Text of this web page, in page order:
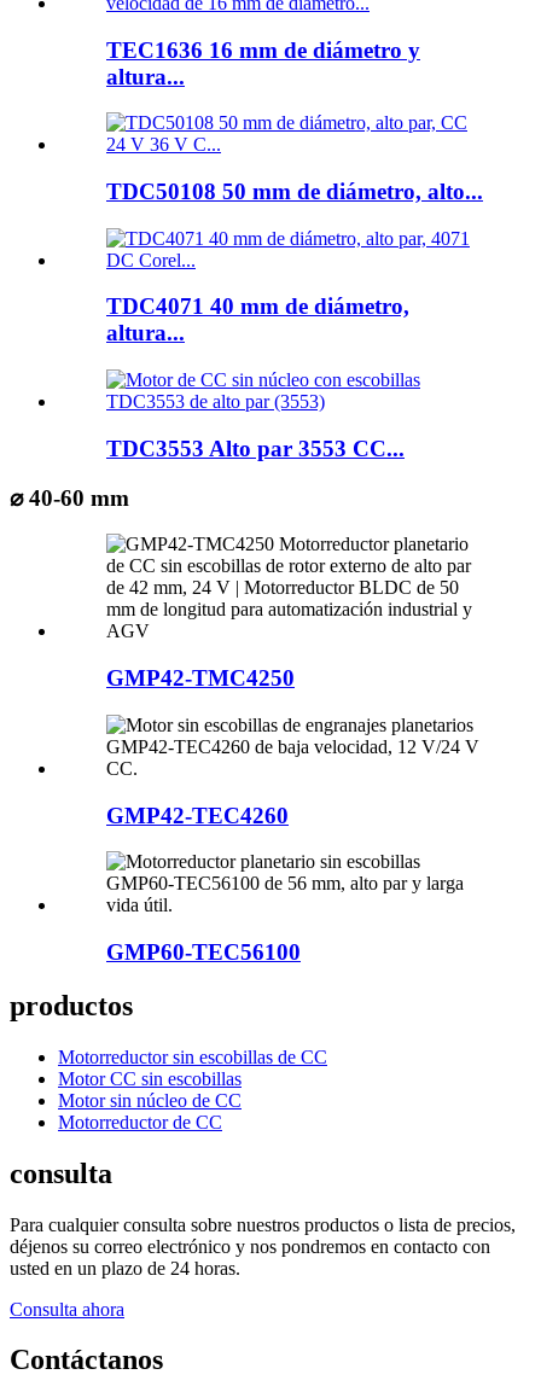
TEC1636 16 mm de diámetro y
altura...
TDC50108 50 mm de diámetro, alto...
TDC4071 40 mm de diámetro,
altura...
TDC3553 Alto par 3553 CC...
⌀ 40-60 mm
GMP42-TMC4250
GMP42-TEC4260
GMP60-TEC56100
productos
Motorreductor sin escobillas de CC
Motor CC sin escobillas
Motor sin núcleo de CC
Motorreductor de CC
consulta
Para cualquier consulta sobre nuestros productos o lista de precios,
déjenos su correo electrónico y nos pondremos en contacto con
usted en un plazo de 24 horas.
Consulta ahora
Contáctanos